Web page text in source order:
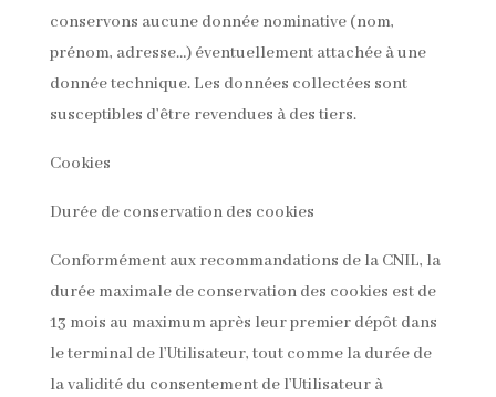
conservons aucune donnée nominative (nom,
prénom, adresse…) éventuellement attachée à une
donnée technique. Les données collectées sont
susceptibles d’être revendues à des tiers.
Cookies
Durée de conservation des cookies
Conformément aux recommandations de la CNIL, la
durée maximale de conservation des cookies est de
13 mois au maximum après leur premier dépôt dans
le terminal de l’Utilisateur, tout comme la durée de
la validité du consentement de l’Utilisateur à